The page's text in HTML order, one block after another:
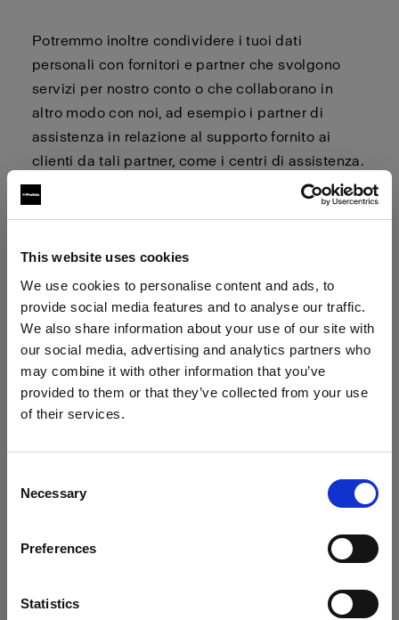
This website uses cookies
We use cookies to personalise content and ads, to
provide social media features and to analyse our traffic.
We also share information about your use of our site with
our social media, advertising and analytics partners who
may combine it with other information that you’ve
provided to them or that they’ve collected from your use
of their services.
Selection
Necessary
Preferences
Statistics
Aggiornare la tua location?
Potremmo inoltre condividere i tuoi dati
personali con fornitori e partner che svolgono
servizi per nostro conto o che collaborano in
altro modo con noi, ad esempio i partner di
assistenza in relazione al supporto fornito ai
clienti da tali partner, come i centri di assistenza.
I tuoi dati personali possono essere trasferiti in
Uniti d'America, il Canada e il Giappone, che
potrebbero avere un livello di protezione dei dati
personali inferiore a quello dell'UE/SEE. Quando
trasferiamo i dati personali in paesi al di fuori
dell'UE/SEE, utilizziamo le clausole contrattuali
standard approvate dalla Commissione Europea
per garantire un livello sufficiente di protezione
standard sono disponibili al seguente
and-fundamental-rights/data-protection/data-
personal-data-third-countries_en.
6. Per quanto tempo conserveremo i